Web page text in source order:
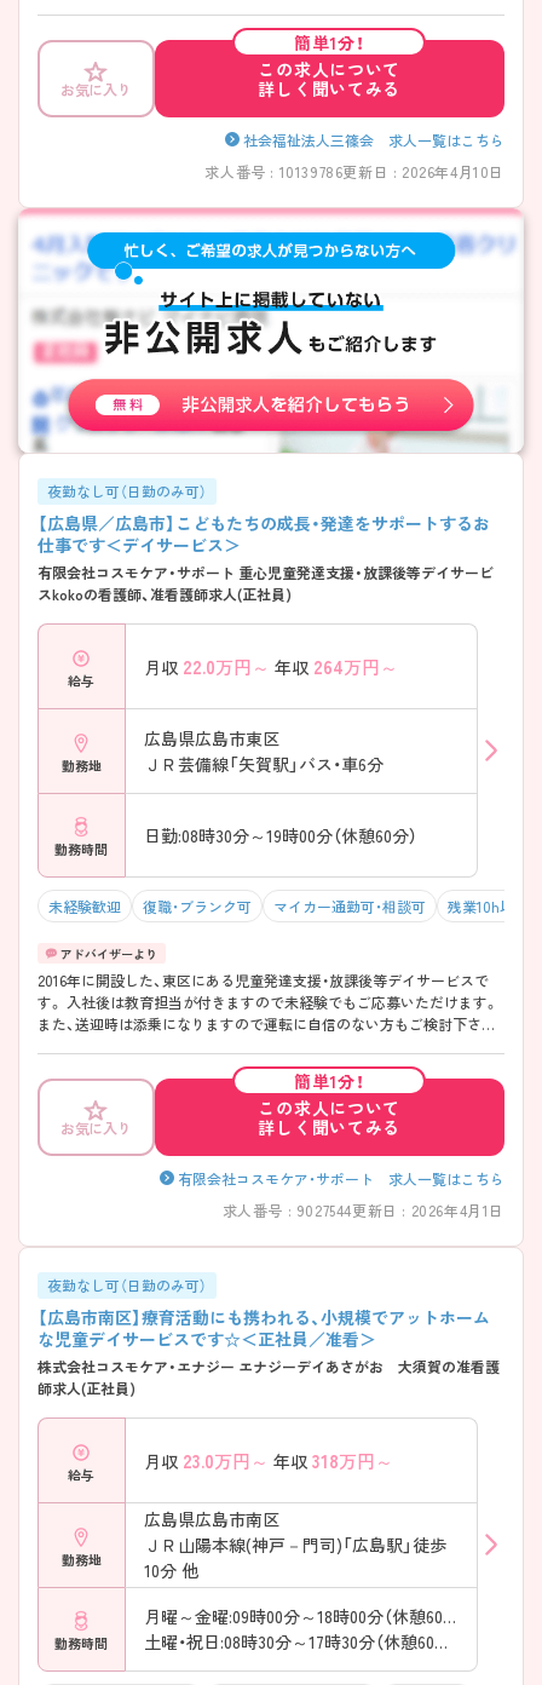
方は、ご面接のポイントをお伝えしますので、お気軽にお問い合わせくだ
さい。
お気に入り
簡単1分！
この求人について
詳しく聞いてみる
社会福祉法人三篠会 求人一覧はこちら
求人番号 : 10139786更新日 : 2026年4月10日
夜勤なし可（日勤のみ可）
【広島県／広島市】こどもたちの成長・発達をサポートするお
仕事です＜デイサービス＞
有限会社コスモケア・サポート 重心児童発達支援・放課後等デイサービ
スkokoの看護師、准看護師求人(正社員)
給与
月収 22.0万円～ 年収 264万円～
勤務地
広島県広島市東区
ＪＲ芸備線「矢賀駅」バス・車6分
勤務時間
日勤:08時30分～19時00分（休憩60分）
未経験歓迎 復職・ブランク可 マイカー通勤可・相談可 残業10h以下（
2016年に開設した、東区にある児童発達支援・放課後等デイサービスで
す。 入社後は教育担当が付きますので未経験でもご応募いただけます。
また、送迎時は添乗になりますので運転に自信のない方もご検討下さ
き、子どもが好きな方におすすめです。非常勤の相談も可能です！ 残業も
月2時間と少なめのため、ライフスタイルに合わせて働けます。 こちらの
求人についてご興味のある方はぜひお問い合わせください。
お気に入り
簡単1分！
この求人について
詳しく聞いてみる
有限会社コスモケア・サポート 求人一覧はこちら
求人番号 : 9027544更新日 : 2026年4月1日
夜勤なし可（日勤のみ可）
【広島市南区】療育活動にも携われる、小規模でアットホーム
な児童デイサービスです☆＜正社員／准看＞
株式会社コスモケア・エナジー エナジーデイあさがお 大須賀の准看護
師求人(正社員)
給与
月収 23.0万円～ 年収 318万円～
勤務地
広島県広島市南区
ＪＲ山陽本線(神戸－門司)「広島駅」徒歩
10分 他
勤務時間
月曜～金曜:09時00分～18時00分（休憩60分）
土曜・祝日:08時30分～17時30分（休憩60分）